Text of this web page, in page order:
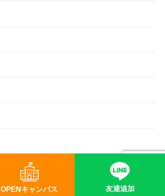
OPENキャンパス 友達追加